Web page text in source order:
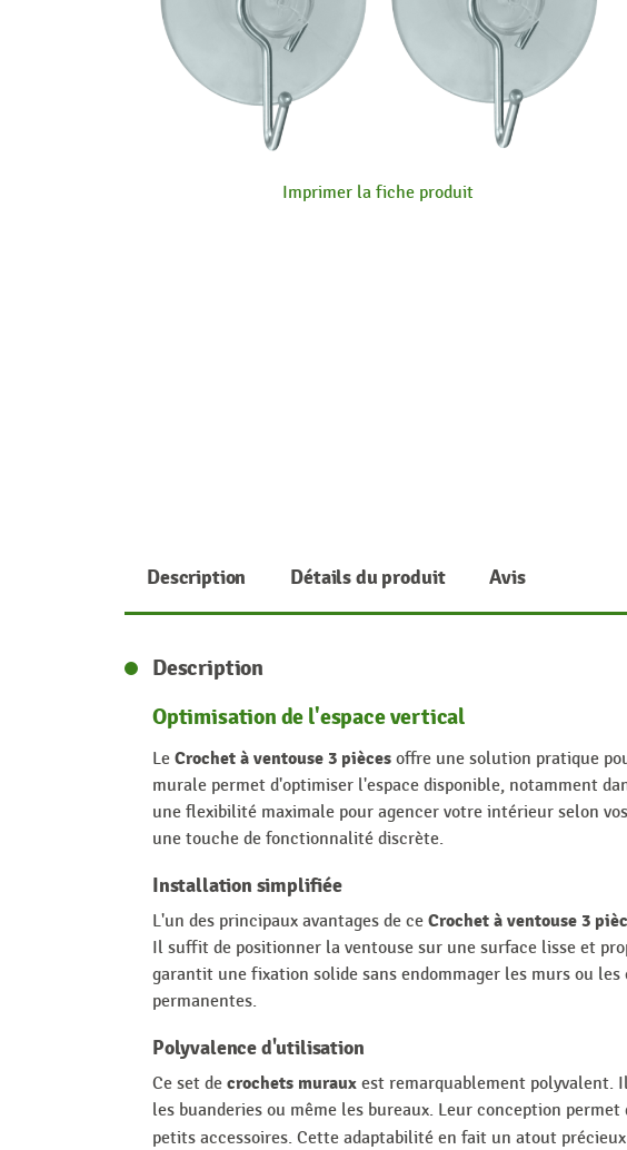
Imprimer la fiche produit
Description Détails du produit Avis
Description
Optimisation de l'espace vertical
Le Crochet à ventouse 3 pièces offre une solution pratique
murale permet d'optimiser l'espace disponible, notamment
une flexibilité maximale pour agencer votre intérieur selon
une touche de fonctionnalité discrète.
Installation simplifiée
L'un des principaux avantages de ce Crochet à ventouse 3
Il suffit de positionner la ventouse sur une surface lisse et
garantit une fixation solide sans endommager les murs ou
permanentes.
Polyvalence d'utilisation
Ce set de crochets muraux est remarquablement polyvalent.
les buanderies ou même les bureaux. Leur conception
petits accessoires. Cette adaptabilité en fait un atout